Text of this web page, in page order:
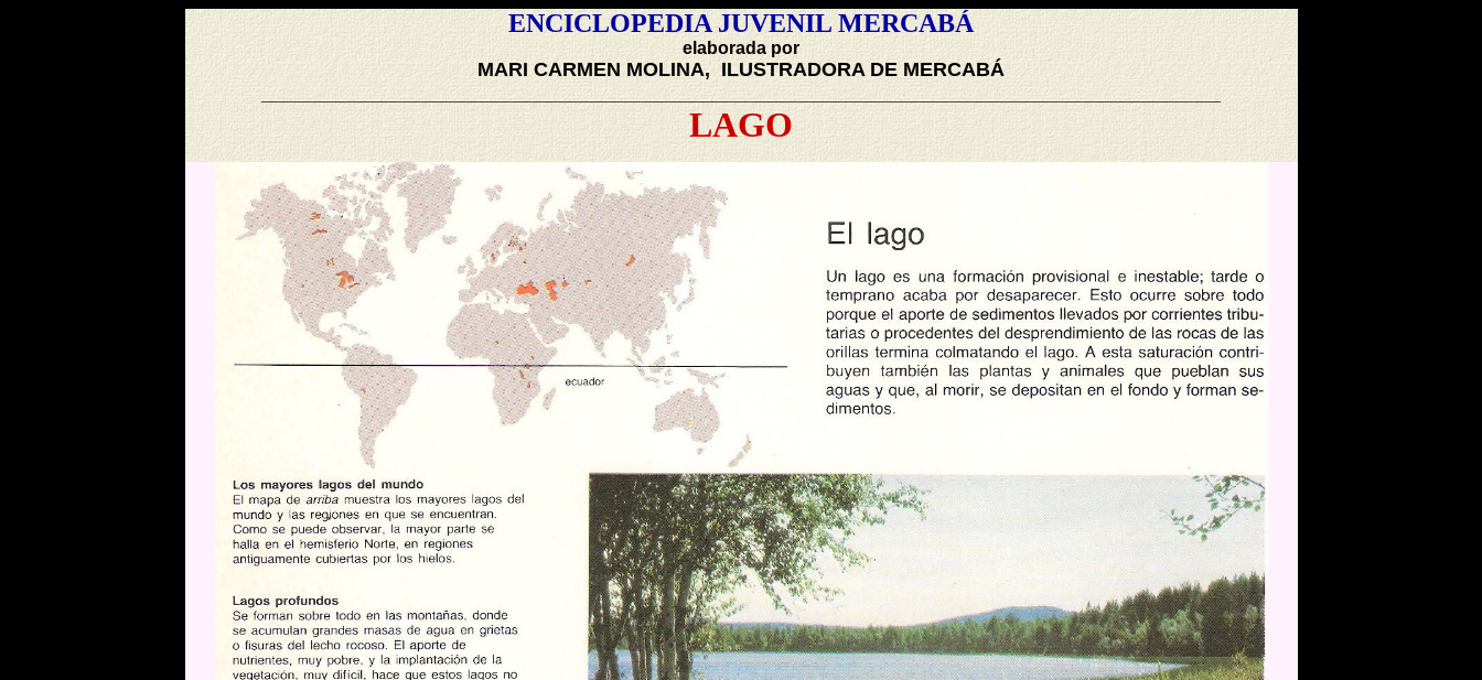
ENCICLOPEDIA JUVENIL MERCABÁ
elaborada por
MARI CARMEN MOLINA, ILUSTRADORA DE MERCABÁ
_______________________________________________________________________________________
LAGO